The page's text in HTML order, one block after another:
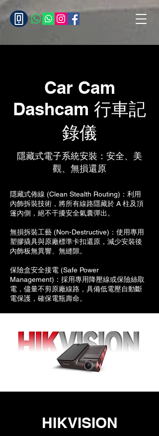
Car Cam
Dashcam 行車記
錄儀
隱藏式電子系統安裝：安全、美
觀、無損還原
隱藏式佈線 (Clean Stealth Routing)：利用
內飾拆裝技術，將所有線路隱藏於 A 柱及頂
篷內側，絕不干擾安全氣囊彈出。
無損拆裝工藝 (Non-Destructive)：使用專用
塑膠撬具與原廠標準卡扣還原，減少安裝後
內飾板無異響、無縫隙。
保險盒安全接電 (Safe Power
Management)：採用專用降壓線或保險絲取
電，儘量不剪原廠線路，具備低電壓自動斷
電保護，確保電瓶壽命。
HIKVISION